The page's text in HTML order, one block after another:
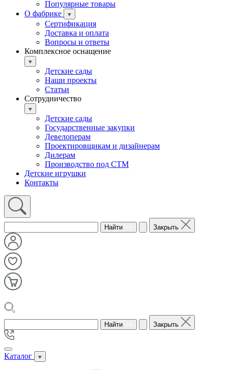
Популярные товары
О фабрике
Сертификация
Доставка и оплата
Вопросы и ответы
Комплексное оснащение
Детские сады
Наши проекты
Статьи
Сотрудничество
Детские сады
Государственные закупки
Девелоперам
Проектировщикам и дизайнерам
Дилерам
Производство под СТМ
Детские игрушки
Контакты
Найти Закрыть
Найти Закрыть
Каталог